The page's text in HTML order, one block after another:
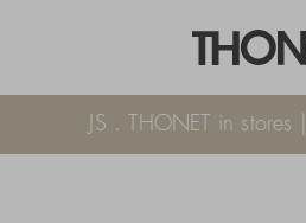
JS . THONET in stores |